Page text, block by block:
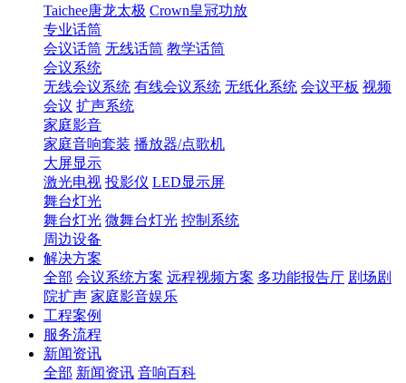
Taichee唐龙太极 Crown皇冠功放
专业话筒
会议话筒 无线话筒 教学话筒
会议系统
无线会议系统 有线会议系统 无纸化系统 会议平板 视频
会议 扩声系统
家庭影音
家庭音响套装 播放器/点歌机
大屏显示
激光电视 投影仪 LED显示屏
舞台灯光
舞台灯光 微舞台灯光 控制系统
周边设备
解决方案
全部 会议系统方案 远程视频方案 多功能报告厅 剧场剧
院扩声 家庭影音娱乐
工程案例
服务流程
新闻资讯
全部 新闻资讯 音响百科